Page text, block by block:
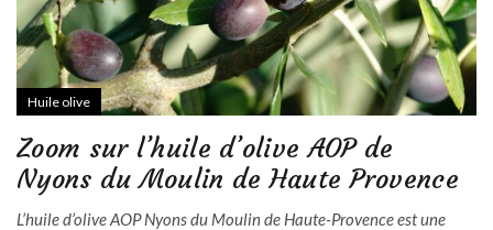
Huile olive
Zoom sur l’huile d’olive AOP de
Nyons du Moulin de Haute Provence
L’huile d’olive AOP Nyons du Moulin de Haute-Provence est une